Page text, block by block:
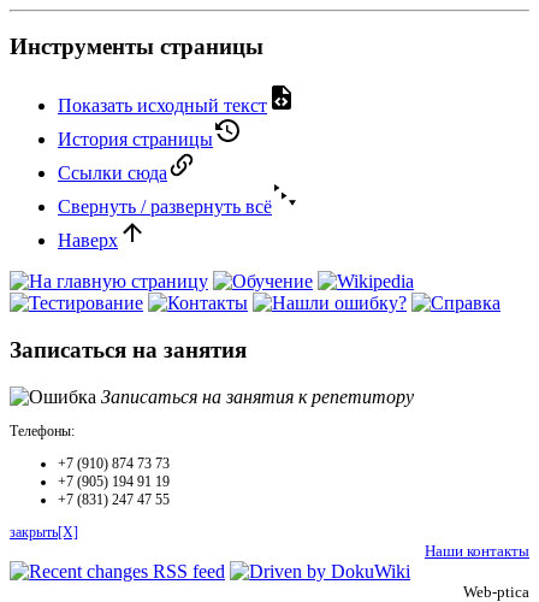
Инструменты страницы
Показать исходный текст
История страницы
Ссылки сюда
Свернуть / развернуть всё
Наверх
Записаться на занятия
Записаться на занятия к репетитору
Телефоны:
+7 (910) 874 73 73
+7 (905) 194 91 19
+7 (831) 247 47 55
закрыть[X]
Наши контакты
Web-ptica